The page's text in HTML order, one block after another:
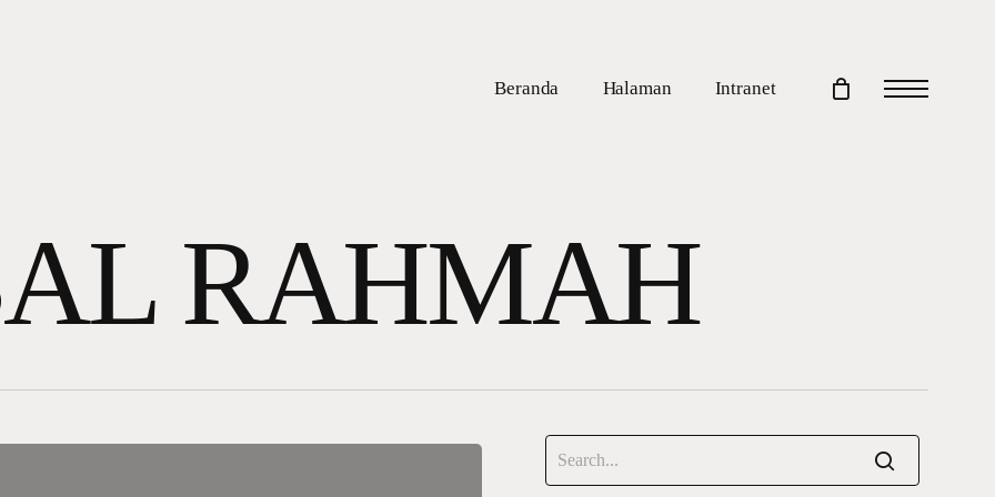
Beranda Halaman Intranet Menu
RAHMAH